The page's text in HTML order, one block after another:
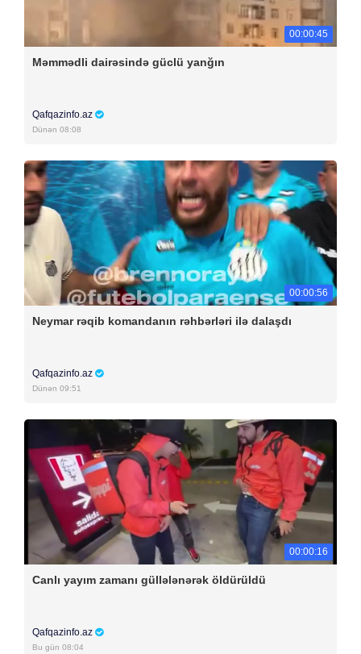
00:00:45
Məmmədli dairəsində güclü yanğın
Qafqazinfo.az
Dünən 08:08
00:00:56
Neymar rəqib komandanın rəhbərləri ilə dalaşdı
Qafqazinfo.az
Dünən 09:51
00:00:16
Canlı yayım zamanı güllələnərək öldürüldü
Qafqazinfo.az
Bu gün 08:04